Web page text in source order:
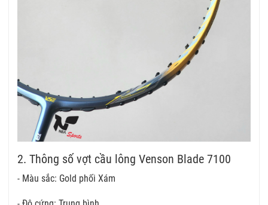
2. Thông số vợt cầu lông Venson Blade 7100
- Màu sắc: Gold phối Xám